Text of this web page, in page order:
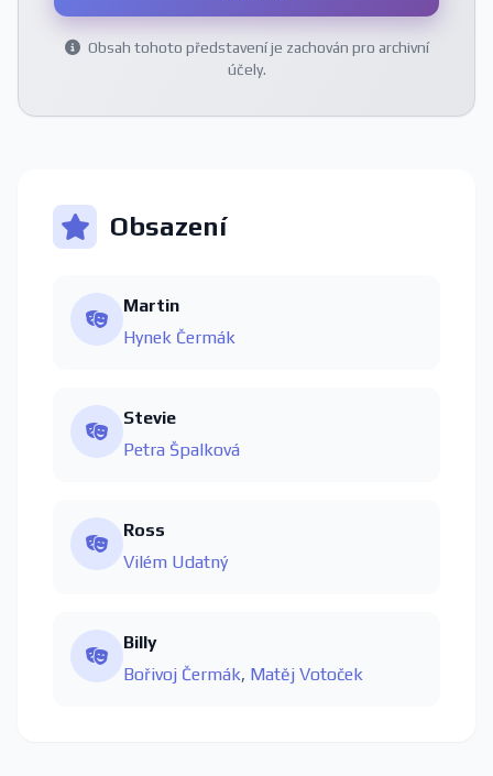
Obsah tohoto představení je zachován pro archivní
účely.
Obsazení
Martin
Hynek Čermák
Stevie
Petra Špalková
Ross
Vilém Udatný
Billy
Bořivoj Čermák, Matěj Votoček